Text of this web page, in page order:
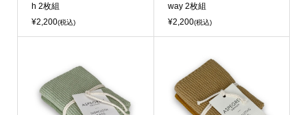
h 2枚組
¥2,200(税込)
way 2枚組
¥2,200(税込)